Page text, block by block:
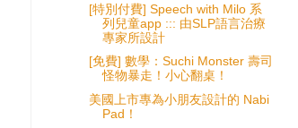
[特別付費] Speech with Milo 系
列兒童app ::: 由SLP語言治療
專家所設計
[免費] 數學：Suchi Monster 壽司
怪物暴走！小心翻桌！
美國上市專為小朋友設計的 Nabi
Pad！